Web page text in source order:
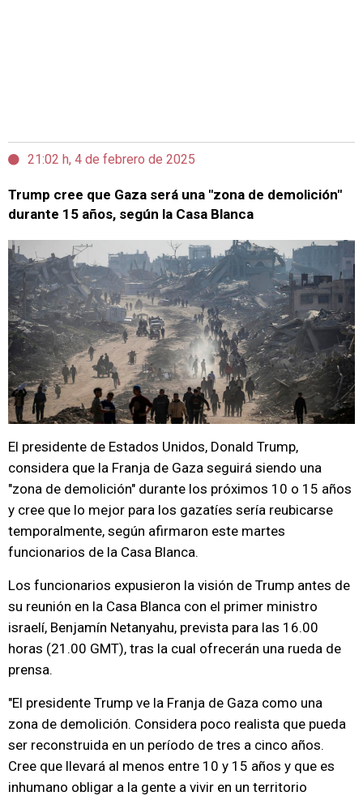
21:02 h, 4 de febrero de 2025
Trump cree que Gaza será una "zona de demolición"
durante 15 años, según la Casa Blanca
El presidente de Estados Unidos, Donald Trump,
considera que la Franja de Gaza seguirá siendo una
"zona de demolición" durante los próximos 10 o 15 años
y cree que lo mejor para los gazatíes sería reubicarse
temporalmente, según afirmaron este martes
funcionarios de la Casa Blanca.
Los funcionarios expusieron la visión de Trump antes de
su reunión en la Casa Blanca con el primer ministro
israelí, Benjamín Netanyahu, prevista para las 16.00
horas (21.00 GMT), tras la cual ofrecerán una rueda de
prensa.
"El presidente Trump ve la Franja de Gaza como una
zona de demolición. Considera poco realista que pueda
ser reconstruida en un período de tres a cinco años.
Cree que llevará al menos entre 10 y 15 años y que es
inhumano obligar a la gente a vivir en un territorio